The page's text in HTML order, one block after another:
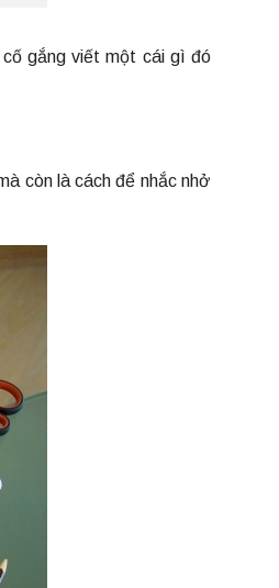
gắng viết một cái gì đó
còn là cách để nhắc nhở